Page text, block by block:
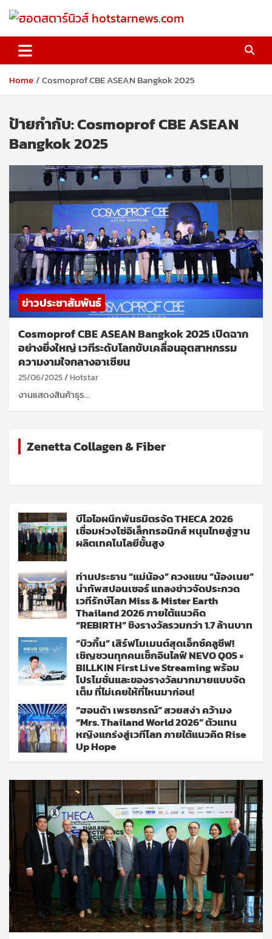
ฮอตสตาร์นิวส์ hotstarnews.com
Home Cosmoprof CBE ASEAN Bangkok 2025
ป้ายกำกับ:Cosmoprof CBE ASEAN
Bangkok 2025
ข่าวประชาสัมพันธ์
Cosmoprof CBE ASEAN Bangkok 2025 เปิดฉาก
อย่างยิ่งใหญ่ เวทีระดับโลกขับเคลื่อนอุตสาหกรรม
ความงามใจกลางอาเซียน
25/06/2025 Hotstar
งานแสดงสินค้าธุร…
Zenetta Collagen & Fiber
บีโอไอผนึกพันธมิตรจัด THECA 2026
เชื่อมห่วงโซ่อิเล็กทรอนิกส์ หนุนไทยสู่ฐาน
ผลิตเทคโนโลยีขั้นสูง
ท่านประธาน “แม่น้อง” ควงแขน “น้องเนย”
นำทัพสปอนเซอร์ แถลงข่าวจัดประกวด
เวทีรักษ์โลก Miss & Mister Earth
Thailand 2026 ภายใต้แนวคิด
“REBIRTH” ชิงรางวัลรวมกว่า 1.7 ล้านบาท
“บิวกิ้น” เสิร์ฟโมเมนต์สุดเอ็กซ์คลูซีฟ!
เชิญชวนทุกคนเช็กอินไลฟ์ NEVO Q05 ×
BILLKIN First Live Streaming พร้อม
โปรโมชั่นและของรางวัลมากมายแบบจัด
เต็ม ที่ไม่เคยให้ที่ไหนมาก่อน!
“ฮอนด้า เพรชภรณ์” สวยสง่า คว้ามง
“Mrs. Thailand World 2026” ตัวแทน
หญิงแกร่งสู่เวทีโลก ภายใต้แนวคิด Rise
Up Hope